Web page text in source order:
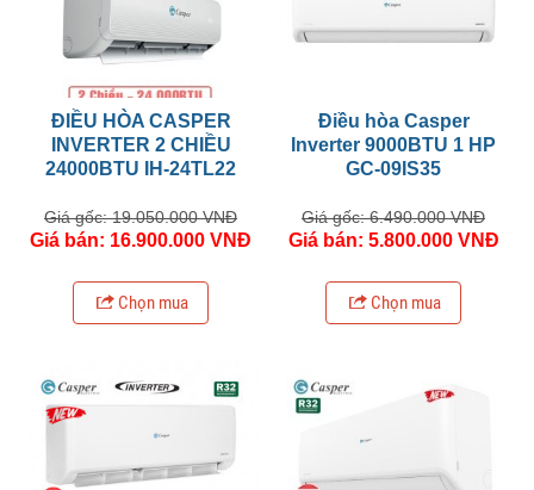
ĐIỀU HÒA CASPER
INVERTER 2 CHIỀU
24000BTU IH-24TL22
Giá gốc: 19.050.000 VNĐ
Giá bán: 16.900.000 VNĐ
Chọn mua
Điều hòa Casper
Inverter 9000BTU 1 HP
GC-09IS35
Giá gốc: 6.490.000 VNĐ
Giá bán: 5.800.000 VNĐ
Chọn mua